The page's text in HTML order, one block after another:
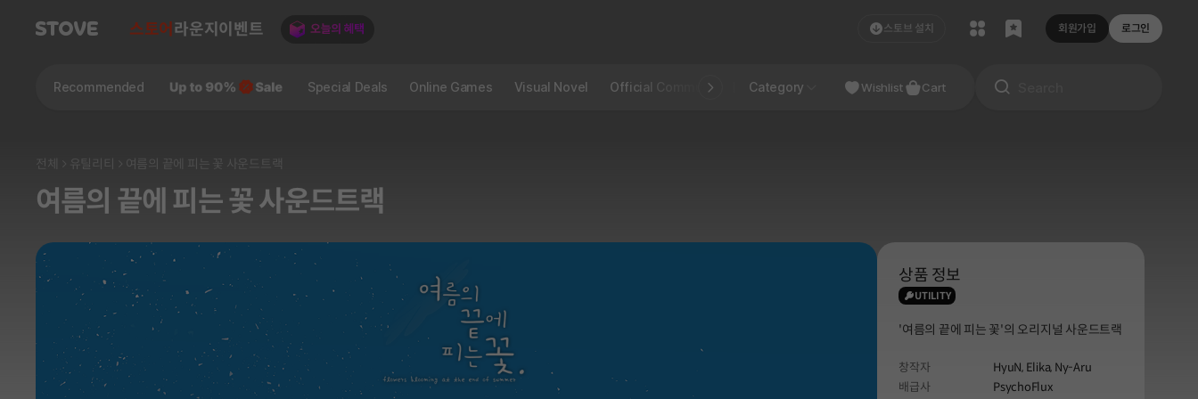
스토어 라운지 이벤트 스토브 설치 회원가입 로그인
Recommended Special Deals Online Games Visual Novel Official Community STOVE INDIE Studio
Category Wishlist Cart
전체 유틸리티 여름의 끝에 피는 꽃 사운드트랙
여름의 끝에 피는 꽃 사운드트랙
상품 정보
UTILITY
'여름의 끝에 피는 꽃'의 오리지널 사운드트랙
창작자
HyuN, Elika, Ny-Aru
배급사
PsychoFlux